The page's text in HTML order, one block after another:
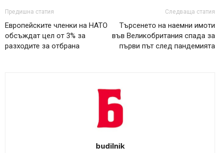
Предишна статия
Европейските членки на НАТО
обсъждат цел от 3% за
разходите за отбрана
Следваща статия
Търсенето на наемни имоти
във Великобритания спада за
първи път след пандемията
budilnik